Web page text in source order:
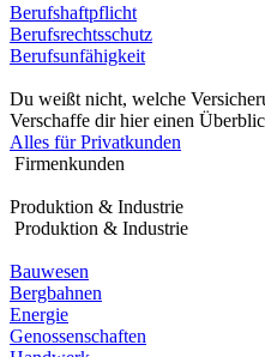
Berufshaftpflicht
Berufsrechtsschutz
Berufsunfähigkeit
Du weißt nicht, welche
Verschaffe dir hier einen
Alles für Privatkunden
Firmenkunden
Produktion & Industrie
Produktion & Industrie
Bauwesen
Bergbahnen
Energie
Genossenschaften